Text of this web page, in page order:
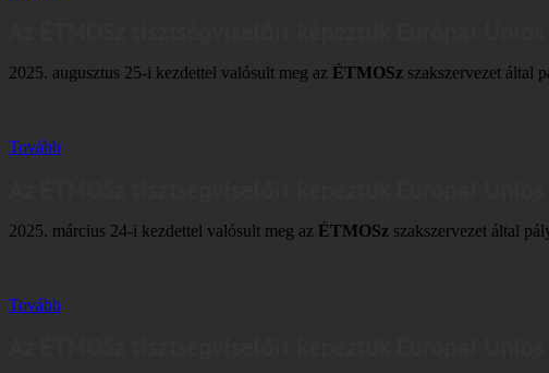
2025. augusztus 25-i kezdettel valósult meg az ÉTMOSz szakszervezet által
Tovább
2025. március 24-i kezdettel valósult meg az ÉTMOSz szakszervezet által
Tovább